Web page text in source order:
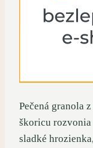
Pečená granola
škoricu rozvonia
sladké